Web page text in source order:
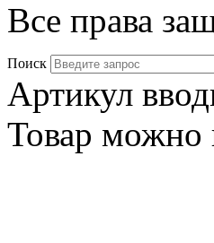
Все права
Поиск
Артикул
Товар можно